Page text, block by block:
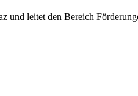
und leitet den Bereich